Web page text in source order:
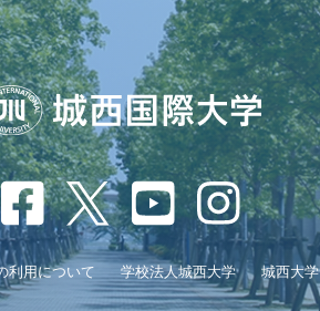
利用について 学校法人城西大学 城西大学